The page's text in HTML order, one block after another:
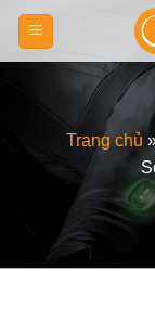
Skip
content
Trang chủ